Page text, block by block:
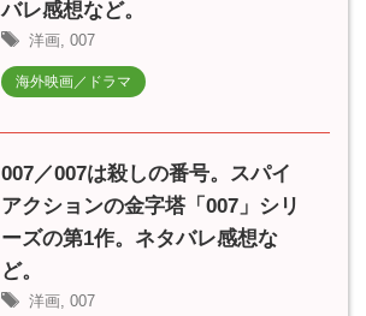
バレ感想など。
洋画, 007
海外映画／ドラマ
007／007は殺しの番号。スパイ
アクションの金字塔「007」シリ
ーズの第1作。ネタバレ感想な
ど。
洋画, 007